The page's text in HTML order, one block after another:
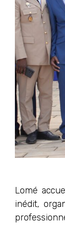
Lomé
inédit,